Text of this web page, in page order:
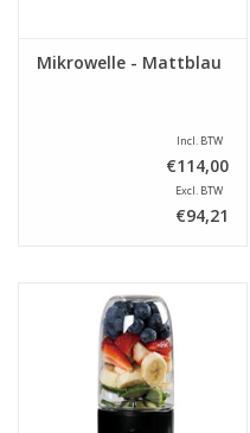
Mikrowelle - Mattblau
Incl. BTW
€114,00
Excl. BTW
€94,21